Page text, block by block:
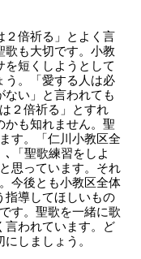
倍祈る」とよく言
歌も大切です。小教
短くしようとして
う。「愛する人は必
い」と言われても
２倍祈る」とすれ
かも知れません。聖
す。「仁川小教区全
「聖歌練習をしよ
思っています。それ
今後とも小教区全体
指導してほしいもの
す。聖歌を一緒に歌
言われています。ど
しましょう。